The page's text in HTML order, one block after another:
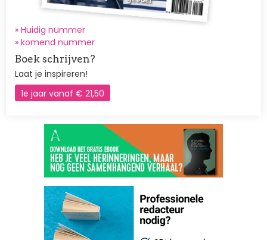
» Huidig nummer
» komend nummer
Boek schrijven?
Laat je inspireren!
1e jaar vanaf € 21,50